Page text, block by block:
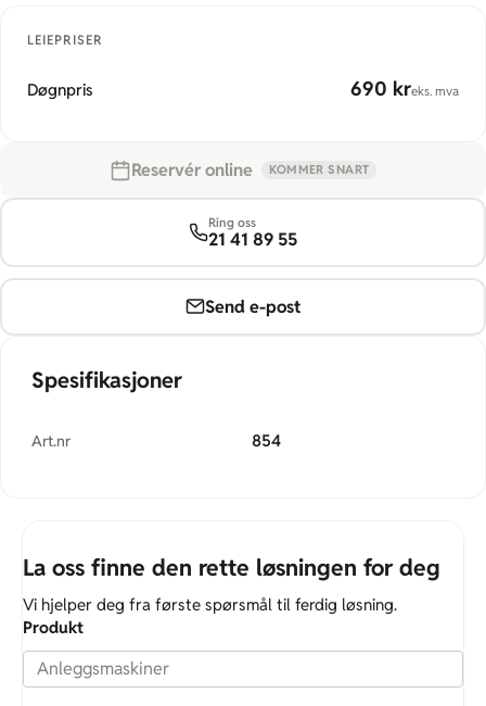
LEIEPRISER
Døgnpris 690 kreks. mva
Reservér online KOMMER SNART
Ring oss
21 41 89 55
Send e-post
Spesifikasjoner
Art.nr 854
La oss finne den rette løsningen for deg
Vi hjelper deg fra første spørsmål til ferdig løsning.
Produkt